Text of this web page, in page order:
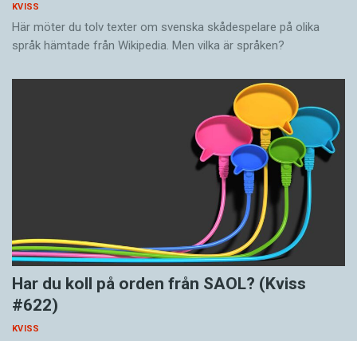
KVISS
Här möter du tolv texter om svenska skådespelare på olika
språk hämtade från Wikipedia. Men vilka är språken?
Har du koll på orden från SAOL? (Kviss
#622)
KVISS